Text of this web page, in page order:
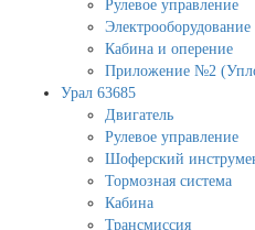
Рулевое управление
Электрооборудование
Кабина и оперение
Приложение №2
Урал 63685
Двигатель
Рулевое управление
Шоферский
Тормозная система
Кабина
Трансмиссия